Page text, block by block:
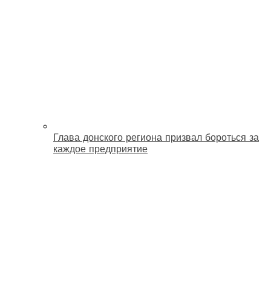
Глава донского региона призвал бороться за
каждое предприятие